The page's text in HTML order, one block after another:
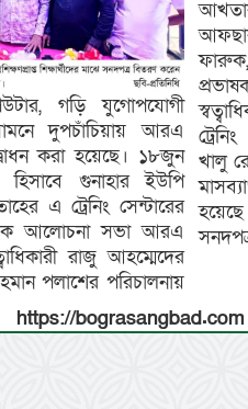
গড়ি যুগোপযোগী
দুপচাঁচিয়ায় আরএ
করা হয়েছে। ১৮জুন
গুনাহার ইউপি
এ ট্রেনিং সেন্টারের
আলোচনা সভা আরএ
রাজু আহম্মেদের
পলাশের পরিচালনায়
খালু
https://